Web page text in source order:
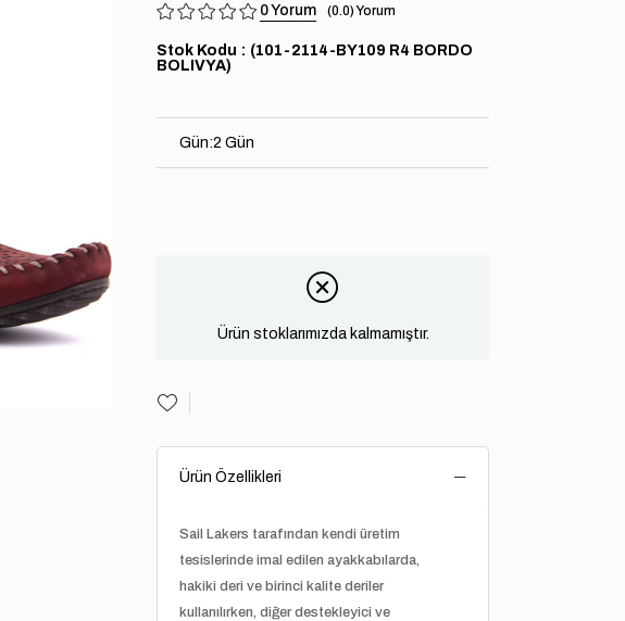
0 0.0
Stok Kodu
(101-2114-BY109 R4 BORDO
BOLIVYA)
Gün:2 Gün
Ürün stoklarımızda kalmamıştır.
Ürün Özellikleri
Sail Lakers tarafından kendi üretim
tesislerinde imal edilen ayakkabılarda,
hakiki deri ve birinci kalite deriler
kullanılırken, diğer destekleyici ve